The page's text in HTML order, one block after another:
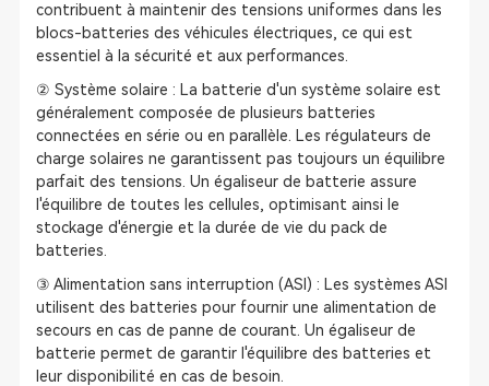
contribuent à maintenir des tensions uniformes dans les
blocs-batteries des véhicules électriques, ce qui est
essentiel à la sécurité et aux performances.
② Système solaire : La batterie d'un système solaire est
généralement composée de plusieurs batteries
connectées en série ou en parallèle. Les régulateurs de
charge solaires ne garantissent pas toujours un équilibre
parfait des tensions. Un égaliseur de batterie assure
l'équilibre de toutes les cellules, optimisant ainsi le
stockage d'énergie et la durée de vie du pack de
batteries.
③ Alimentation sans interruption (ASI) : Les systèmes ASI
utilisent des batteries pour fournir une alimentation de
secours en cas de panne de courant. Un égaliseur de
batterie permet de garantir l'équilibre des batteries et
leur disponibilité en cas de besoin.